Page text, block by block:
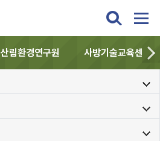
산림환경연구원 사방기술교육센터